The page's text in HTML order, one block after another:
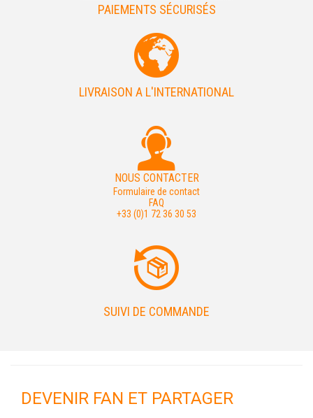
PAIEMENTS SÉCURISÉS
LIVRAISON A L'INTERNATIONAL
NOUS CONTACTER
Formulaire de contact
FAQ
+33 (0)1 72 36 30 53
SUIVI DE COMMANDE
DEVENIR FAN ET PARTAGER